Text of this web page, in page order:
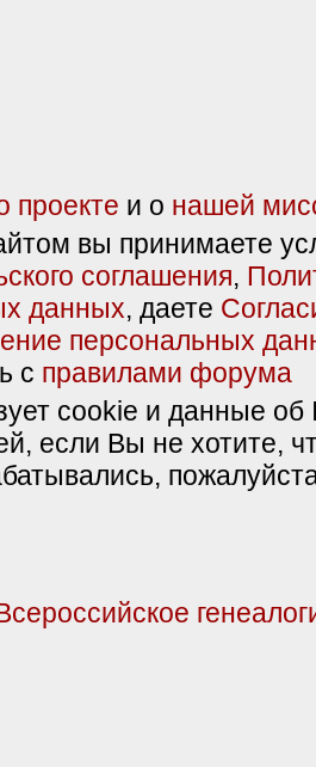
проекте и о нашей
вы принимаете
соглашения,
данных, даете
персональных
с правилами форума
cookie и данные об
если Вы не хотите,